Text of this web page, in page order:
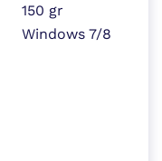
150 gr
Windows 7/8